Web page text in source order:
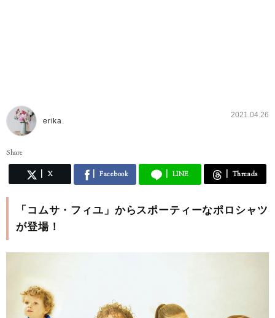
erika.
2021.04.26
Share
X Facebook LINE Threads
「コムサ・フィユ」からスポーティーなポロシャツ
が登場！